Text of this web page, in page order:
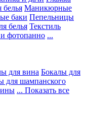
белья Маникюрные
баки Пепельницы
белья Текстиль
фотопанно ...
для вина Бокалы для
для шампанского
... Показать все